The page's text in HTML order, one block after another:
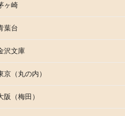
ヶ崎
葉台
沢文庫
京（丸の内）
阪（梅田）